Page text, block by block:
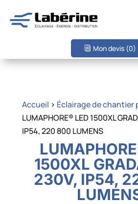
Mon devis (0)
Accueil > Éclairage de chantier
LUMAPHORE® LED 1500XL
IP54, 220 800 LUMENS
1500XL
230V, IP54,